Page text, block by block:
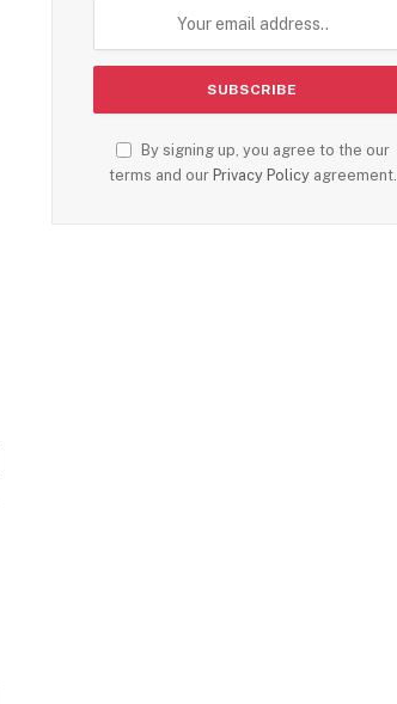
By signing up, you agree to the our
terms and our Privacy Policyagreement.